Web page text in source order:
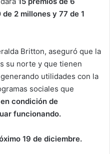
2 millones y 77 de 1
Britton, aseguró que la
su norte y que tienen
utilidades con la
sociales que
condición de
funcionando.
19 de diciembre.